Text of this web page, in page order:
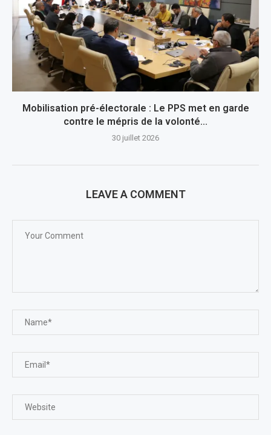
Mobilisation pré-électorale : Le PPS met en garde
contre le mépris de la volonté...
30 juillet 2026
LEAVE A COMMENT